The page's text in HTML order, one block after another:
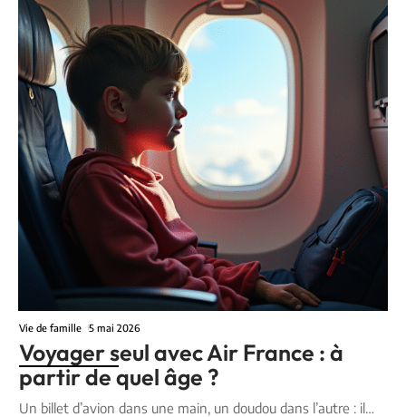
Vie de famille 5 mai 2026
Voyager seul avec Air France : à
partir de quel âge ?
Un billet d’avion dans une main, un doudou dans l’autre : il